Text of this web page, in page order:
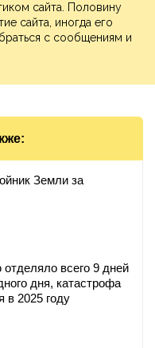
сайта. Половину
сайта, иногда его
с сообщениям и
Земли за
всего 9 дней
дня, катастрофа
в 2025 году